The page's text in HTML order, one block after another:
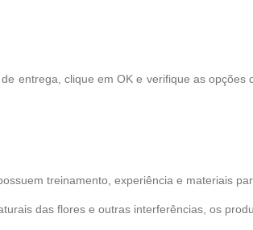
entrega, clique em OK e verifique as
treinamento, experiência e materiais
das flores e outras interferências, os